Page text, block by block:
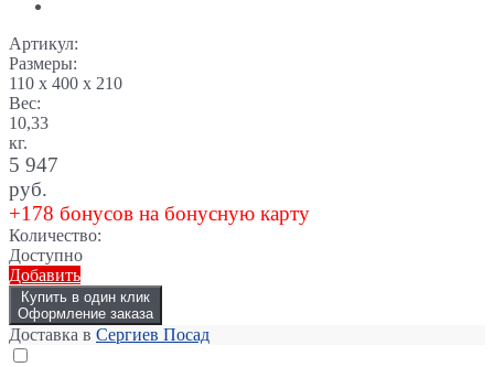
Артикул:
Размеры:
110 x 400 x 210
Вес:
10,33
кг.
5 947
руб.
+178 бонусов на бонусную карту
Количество:
Доступно
Добавить
Купить в один клик
Оформление заказа
Доставка в Сергиев Посад